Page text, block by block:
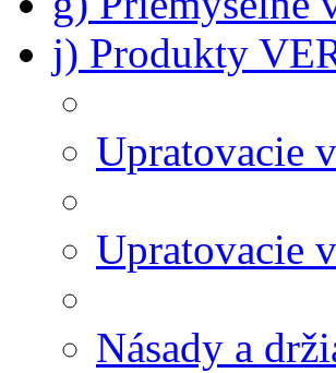
j) Produkty
Upratovacie
Upratovacie
Násady a